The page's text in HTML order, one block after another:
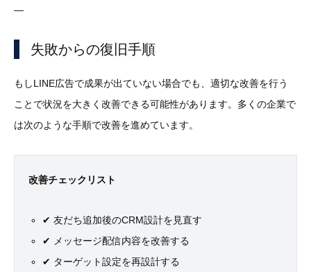
—
失敗からの復旧手順
もしLINE広告で成果が出ていない場合でも、適切な改善を行う
ことで状況を大きく改善できる可能性があります。多くの企業で
は次のような手順で改善を進めています。
改善チェックリスト
✔ 友だち追加後のCRM設計を見直す
✔ メッセージ配信内容を改善する
✔ ターゲット設定を再設計する